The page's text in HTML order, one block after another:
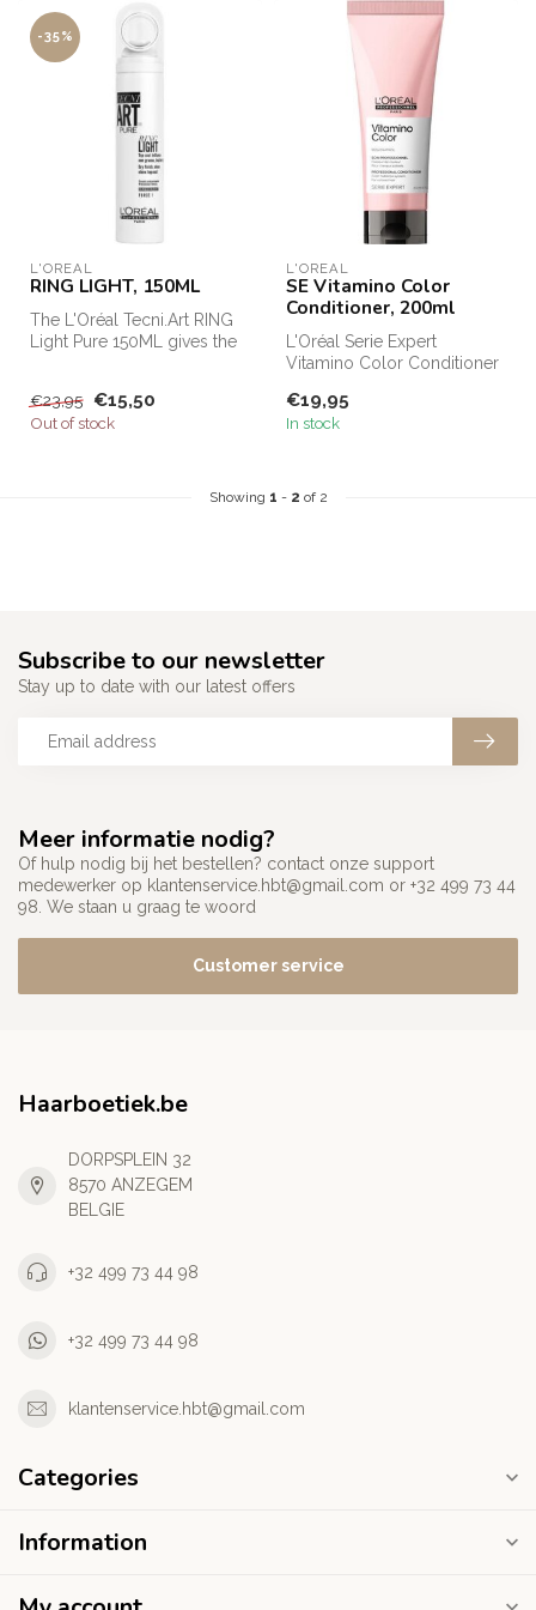
-35%
L'OREAL
RING LIGHT, 150ML
The L'Oréal Tecni.Art RING
Light Pure 150ML gives the
€23,95 €15,50
Out of stock
L'OREAL
SE Vitamino Color
Conditioner, 200ml
L'Oréal Serie Expert
Vitamino Color Conditioner
for ...
€19,95
In stock
Showing 1 - 2 of 2
Meer informatie nodig?
Of hulp nodig bij het bestellen? contact onze support
medewerker op klantenservice.hbt@gmail.com or +32 499 73 44
98. We staan u graag te woord
Customer service
Subscribe to our newsletter
Stay up to date with our latest offers
Haarboetiek.be
DORPSPLEIN 32
8570 ANZEGEM
BELGIE
+32 499 73 44 98
+32 499 73 44 98
klantenservice.hbt@gmail.com
Categories
Information